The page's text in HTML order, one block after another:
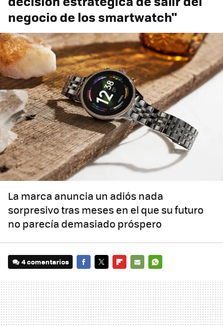
negocio de los smartwatch"
La marca anuncia un adiós nada
sorpresivo tras meses en el que su futuro
no parecía demasiado próspero
4 comentarios
MAIL